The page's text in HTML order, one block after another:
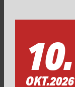
10.
OKT.2026